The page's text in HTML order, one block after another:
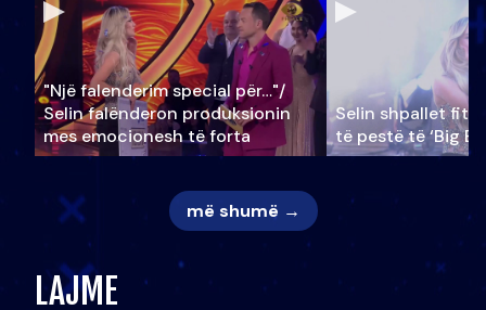
"Një falenderim special për…"/
Selin falënderon produksionin
mes emocionesh të forta
Selin shpallet
të pestë të ‘Big
më shumë →
LAJME